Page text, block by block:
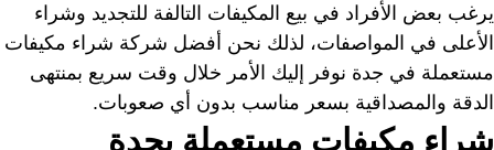
يرغب بعض الأفراد في بيع المكيفات التالفة للتجديد وشراء
الأعلى في المواصفات، لذلك نحن أفضل شركة شراء مكيفات
مستعملة في جدة نوفر إليك الأمر خلال وقت سريع بمنتهى
الدقة والمصداقية بسعر مناسب بدون أي صعوبات.
شراء مكيفات مستعملة بجدة